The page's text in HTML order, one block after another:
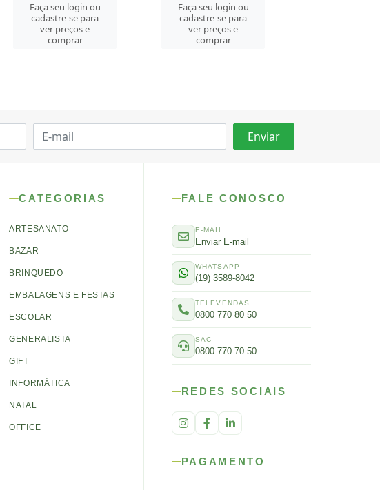
Faça seu login ou
cadastre-se para
ver preços e
comprar
Faça seu login ou
cadastre-se para
ver preços e
comprar
CATEGORIAS
ARTESANATO
BAZAR
BRINQUEDO
EMBALAGENS E FESTAS
ESCOLAR
GENERALISTA
GIFT
INFORMÁTICA
NATAL
OFFICE
FALE CONOSCO
E-MAIL
Enviar E-mail
WHATSAPP
(19) 3589-8042
TELEVENDAS
0800 770 80 50
SAC
0800 770 70 50
REDES SOCIAIS
PAGAMENTO